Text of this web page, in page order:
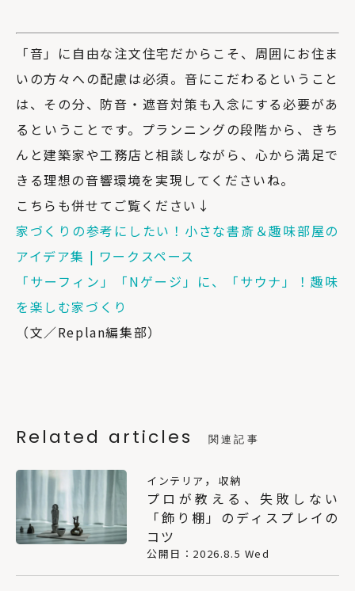
「音」に自由な注文住宅だからこそ、周囲にお住ま
いの方々への配慮は必須。音にこだわるということ
は、その分、防音・遮音対策も入念にする必要があ
るということです。プランニングの段階から、きち
んと建築家や工務店と相談しながら、心から満足で
きる理想の音響環境を実現してくださいね。
こちらも併せてご覧ください↓
家づくりの参考にしたい！小さな書斎＆趣味部屋の
アイデア集 | ワークスペース
「サーフィン」「Nゲージ」に、「サウナ」！趣味
を楽しむ家づくり
（文／Replan編集部）
Related articles 関連記事
インテリア ， 収納
プロが教える、失敗しない
「飾り棚」のディスプレイの
コツ
公開日：2026.8.5 Wed